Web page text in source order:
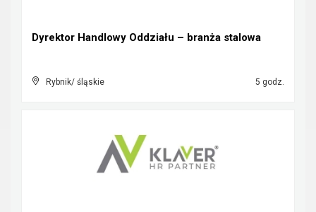
Dyrektor Handlowy Oddziału – branża stalowa
Rybnik/ śląskie 5 godz.